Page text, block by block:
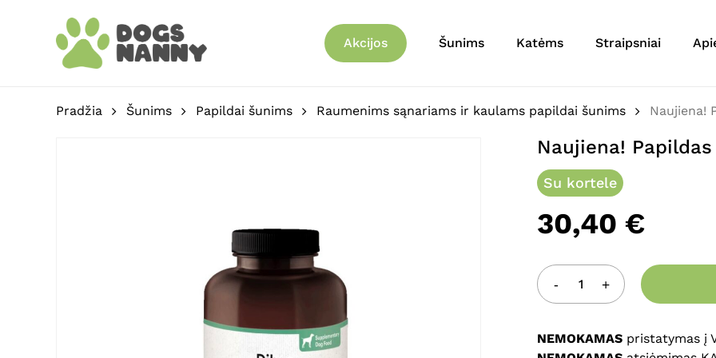
Akcijos Šunims Katėms Straipsniai
Pradžia Šunims Papildai šunims Raumenims sąnariams ir kaulams papildai šunims Naujiena!
Naujiena!
Su kortele
30,40 €
NEMOKAMAS pristatymas į
Būkite pirmas aprašęs
El. pašto adresas
Jūsų atsiliepimas